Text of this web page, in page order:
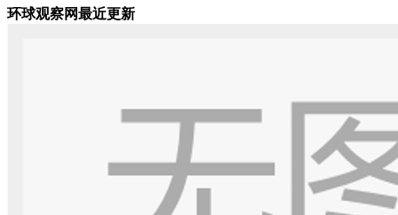
环球观察网最近更新